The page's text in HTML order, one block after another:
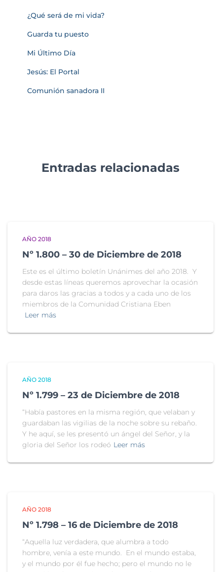
¿Qué será de mi vida?
Guarda tu puesto
Mi Último Día
Jesús: El Portal
Comunión sanadora II
Entradas relacionadas
AÑO 2018
Nº 1.800 – 30 de Diciembre de 2018
Este es el último boletín Unánimes del año 2018. Y
desde estas líneas queremos aprovechar la ocasión
para daros las gracias a todos y a cada uno de los
miembros de la Comunidad Cristiana Eben
Leer más
AÑO 2018
Nº 1.799 – 23 de Diciembre de 2018
“Había pastores en la misma región, que velaban y
guardaban las vigilias de la noche sobre su rebaño.
Y he aquí, se les presentó un ángel del Señor, y la
gloria del Señor los rodeó Leer más
AÑO 2018
Nº 1.798 – 16 de Diciembre de 2018
“Aquella luz verdadera, que alumbra a todo
hombre, venía a este mundo. En el mundo estaba,
y el mundo por él fue hecho; pero el mundo no le